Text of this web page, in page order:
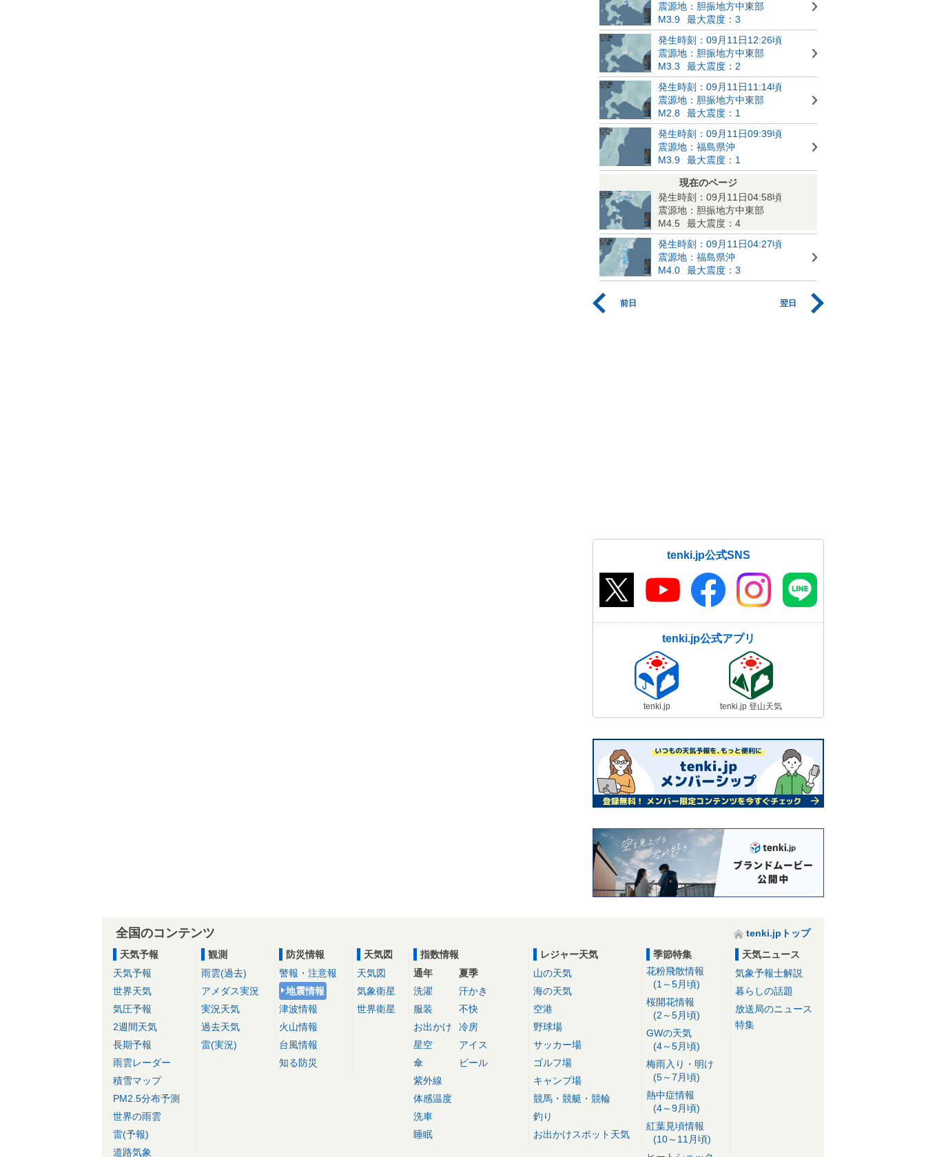
震源地：胆振地方中東部
M3.9
最大震度：3
発生時刻：09月11日12:26頃
震源地：胆振地方中東部
M3.3
最大震度：2
発生時刻：09月11日11:14頃
震源地：胆振地方中東部
M2.8
最大震度：1
発生時刻：09月11日09:39頃
震源地：福島県沖
M3.9
最大震度：1
現在のページ
発生時刻：09月11日04:58頃
震源地：胆振地方中東部
M4.5
最大震度：4
発生時刻：09月11日04:27頃
震源地：福島県沖
M4.0
最大震度：3
前日 翌日
tenki.jp公式SNS
tenki.jp公式アプリ
tenki.jp tenki.jp 登山天気
全国のコンテンツ
tenki.jpトップ
天気予報
天気予報
世界天気
気圧予報
2週間天気
長期予報
雨雲レーダー
積雪マップ
PM2.5分布予測
世界の雨雲
雷(予報)
道路気象
観測
雨雲(過去)
アメダス実況
実況天気
過去天気
雷(実況)
防災情報
警報・注意報
地震情報
津波情報
火山情報
台風情報
知る防災
天気図
天気図
気象衛星
世界衛星
指数情報
通年
洗濯
服装
お出かけ
星空
傘
紫外線
体感温度
洗車
睡眠
夏季
汗かき
不快
冷房
アイス
ビール
レジャー天気
山の天気
海の天気
空港
野球場
サッカー場
ゴルフ場
キャンプ場
競馬・競艇・競輪
釣り
お出かけスポット天気
季節特集
花粉飛散情報
(1～5月頃)
桜開花情報
(2～5月頃)
GWの天気
(4～5月頃)
梅雨入り・明け
(5～7月頃)
熱中症情報
(4～9月頃)
紅葉見頃情報
(10～11月頃)
天気ニュース
気象予報士解説
暮らしの話題
放送局のニュース
特集